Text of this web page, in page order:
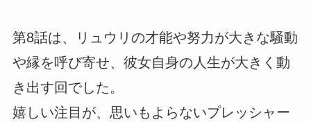
第8話は、リュウリの才能や努力が大きな騒動
や縁を呼び寄せ、彼女自身の人生が大きく動
き出す回でした。
嬉しい注目が、思いもよらないプレッシャー